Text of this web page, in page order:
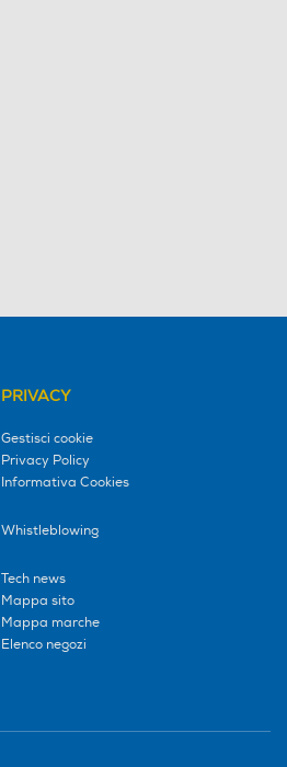
PRIVACY
Gestisci cookie
Privacy Policy
Informativa Cookies
Whistleblowing
Tech news
Mappa sito
Mappa marche
Elenco negozi